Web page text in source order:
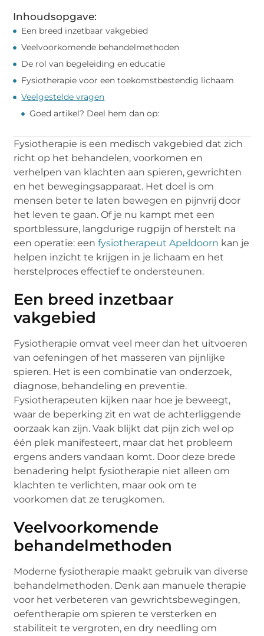
Inhoudsopgave:
Een breed inzetbaar vakgebied
Veelvoorkomende behandelmethoden
De rol van begeleiding en educatie
Fysiotherapie voor een toekomstbestendig lichaam
Veelgestelde vragen
Goed artikel? Deel hem dan op:
Fysiotherapie is een medisch vakgebied dat zich
richt op het behandelen, voorkomen en
verhelpen van klachten aan spieren, gewrichten
en het bewegingsapparaat. Het doel is om
mensen beter te laten bewegen en pijnvrij door
het leven te gaan. Of je nu kampt met een
sportblessure, langdurige rugpijn of herstelt na
een operatie: eenfysiotherapeut Apeldoorn kan je
helpen inzicht te krijgen in je lichaam en het
herstelproces effectief te ondersteunen.
Een breed inzetbaar
vakgebied
Fysiotherapie omvat veel meer dan het uitvoeren
van oefeningen of het masseren van pijnlijke
spieren. Het is een combinatie van onderzoek,
diagnose, behandeling en preventie.
Fysiotherapeuten kijken naar hoe je beweegt,
waar de beperking zit en wat de achterliggende
oorzaak kan zijn. Vaak blijkt dat pijn zich wel op
één plek manifesteert, maar dat het probleem
ergens anders vandaan komt. Door deze brede
benadering helpt fysiotherapie niet alleen om
klachten te verlichten, maar ook om te
voorkomen dat ze terugkomen.
Veelvoorkomende
behandelmethoden
Moderne fysiotherapie maakt gebruik van diverse
behandelmethoden. Denk aan manuele therapie
voor het verbeteren van gewrichtsbewegingen,
oefentherapie om spieren te versterken en
stabiliteit te vergroten, en dry needling om